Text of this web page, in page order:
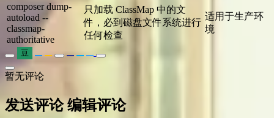
composer dump-
autoload --
classmap-
authoritative
只加载 ClassMap 中的文
件，必到磁盘文件系统进行
任何检查
适用于生产环
境
豆
暂无评论
发送评论 编辑评论